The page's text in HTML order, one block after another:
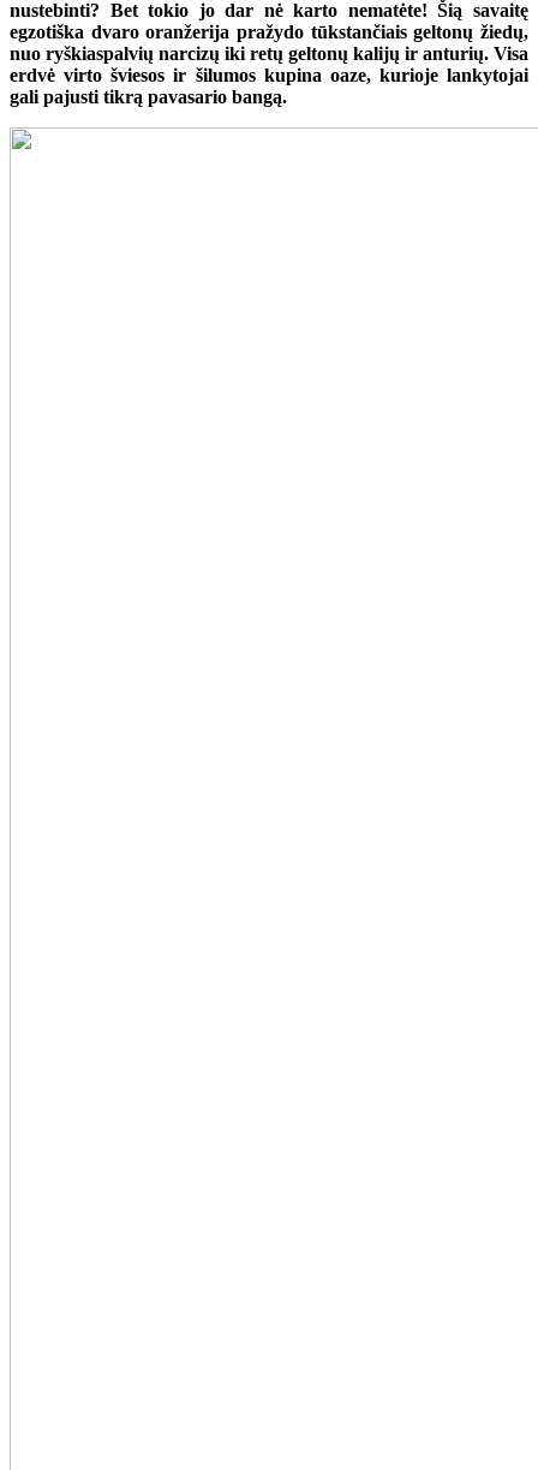
nustebinti? Bet tokio jo dar nė karto nematėte! Šią savaitę
egzotiška dvaro oranžerija pražydo tūkstančiais geltonų žiedų,
nuo ryškiaspalvių narcizų iki retų geltonų kalijų ir anturių. Visa
erdvė virto šviesos ir šilumos kupina oaze, kurioje lankytojai
gali pajusti tikrą pavasario bangą.